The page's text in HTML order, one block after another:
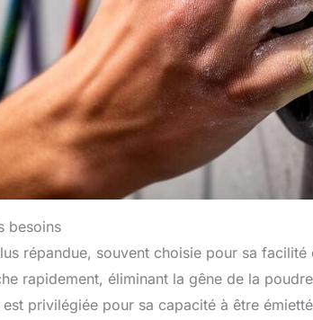
besoins
répandue, souvent choisie pour sa
rapidement, éliminant la gêne de la
privilégiée pour sa capacité à être